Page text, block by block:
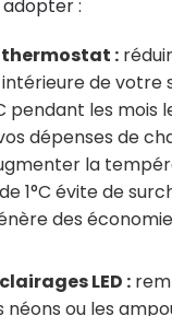
:
thermostat :
de votre
pendant les mois
dépenses de
la
1°C évite de
des
LED :
néons ou les